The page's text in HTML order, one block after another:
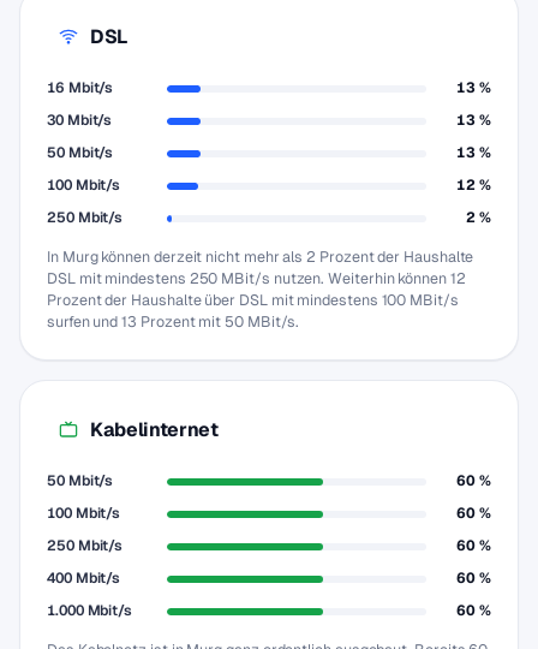
DSL
16 Mbit/s
13 %
30 Mbit/s
13 %
50 Mbit/s
13 %
100 Mbit/s
12 %
250 Mbit/s
2 %
In Murg können derzeit nicht mehr als 2 Prozent der Haushalte
DSL mit mindestens 250 MBit/s nutzen. Weiterhin können 12
Prozent der Haushalte über DSL mit mindestens 100 MBit/s
surfen und 13 Prozent mit 50 MBit/s.
Kabelinternet
50 Mbit/s
60 %
100 Mbit/s
60 %
250 Mbit/s
60 %
400 Mbit/s
60 %
1.000 Mbit/s
60 %